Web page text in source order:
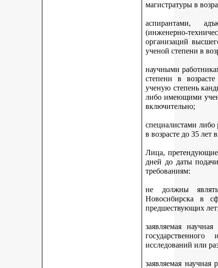
магистратуры в
аспирантами,
(инженерно-
организаций
ученой степени в
научными
степени в
ученую степень
либо имеющими
включительно;
специалистами
в возрасте до 35 лет
Лица,
дней до даты
требованиям:
не должны
Новосибирска в
предшествующих
заявляемая
исследований или
заявляемая